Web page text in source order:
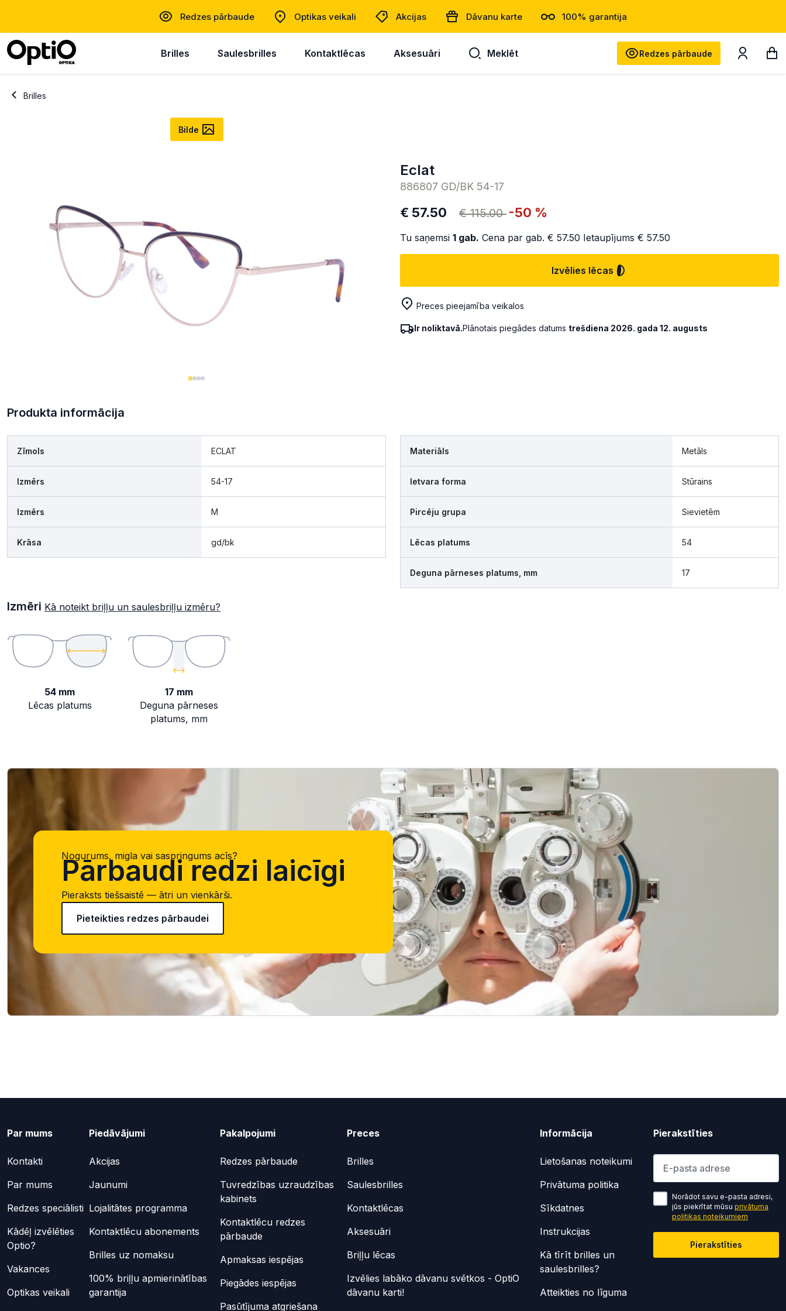
Redzes pārbaude Optikas veikali Akcijas Dāvanu karte 100% garantija
Brilles Saulesbrilles Kontaktlēcas Aksesuāri Meklēt Redzes pārbaude
Brilles
Bilde
Eclat
886807 GD/BK 54-17
€ 57.50 € 115.00 -50 %
Tu saņemsi 1 gab. Cena par gab. € 57.50 Ietaupījums € 57.50
Izvēlies lēcas
Preces pieejamība veikalos
Ir noliktavā.Plānotais piegādes datums trešdiena 2026. gada 12. augusts
Produkta informācija
Zīmols ECLAT
Izmērs 54-17
Izmērs M
Krāsa gd/bk
Materiāls Metāls
Ietvara forma Stūrains
Pircēju grupa Sievietēm
Lēcas platums 54
Deguna pārneses platums, mm 17
Izmēri Kā noteikt briļļu un saulesbriļļu izmēru?
54 mm
Lēcas platums
17 mm
Deguna pārneses
platums, mm
Nogurums, migla vai saspringums acīs?
Pārbaudi redzi laicīgi
Pieraksts tiešsaistē — ātri un vienkārši.
Pieteikties redzes pārbaudei
Par mums
Kontakti
Par mums
Redzes speciālisti
Kādēļ izvēlēties
Optio?
Vakances
Optikas veikali
Piedāvājumi
Akcijas
Jaunumi
Lojalitātes programma
Kontaktlēcu abonements
Brilles uz nomaksu
100% briļļu apmierinātības
garantija
Pakalpojumi
Redzes pārbaude
Tuvredzības uzraudzības
kabinets
Kontaktlēcu redzes
pārbaude
Apmaksas iespējas
Piegādes iespējas
Pasūtījuma atgriešana
Preces
Brilles
Saulesbrilles
Kontaktlēcas
Aksesuāri
Briļļu lēcas
Izvēlies labāko dāvanu svētkos - OptiO
dāvanu karti!
Informācija
Lietošanas noteikumi
Privātuma politika
Sīkdatnes
Instrukcijas
Kā tīrīt brilles un
saulesbrilles?
Atteikties no līguma
Pierakstīties
Lūdzu ievadiet e-pasta adresi
Norādot savu e-pasta adresi,
jūs piekrītat mūsu privātuma
politikas noteikumiem
Pierakstīties